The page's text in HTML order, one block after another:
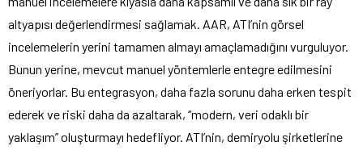
altyapısı değerlendirmesi sağlamak. AAR, ATI’nin görsel
incelemelerin yerini tamamen almayı amaçlamadığını vurguluyor.
Bunun yerine, mevcut manuel yöntemlerle entegre edilmesini
öneriyorlar. Bu entegrasyon, daha fazla sorunu daha erken tespit
ederek ve riski daha da azaltarak, “modern, veri odaklı bir
yaklaşım” oluşturmayı hedefliyor. ATI’nin, demiryolu şirketlerine